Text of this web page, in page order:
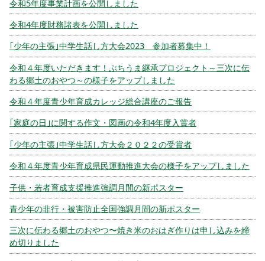
令和5年度事業計画を公開しました
令和4年度財務諸表を公開しました
｢少年の主張｣中学生話し方大会2023 参加者募集中！
令和４年度いただきます！ぶちうま継承プロジェクト～三次に伝
わる郷土のおやつ～の様子をアップしました
令和４年度青少年育成カレッジ総合講座のご報告
｢家庭の日｣に関する作文・図画の令和4年度入賞者
｢少年の主張｣中学生話し方大会２０２２の受賞者
令和４年度青少年育成県民運動推進大会の様子をアップしました
子供・若者育成支援推進強調月間の新ポスター
青少年の非行・被害防止全国強調月間の新ポスター
三次に伝わる郷土のおやつ〜焼き米のおはぎ作りは申し込みを締
め切りました